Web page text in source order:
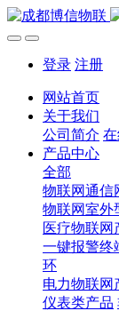
登录 注册
网站首页
关于我们
公司简介
产品中心
全部
物联网通信
物联网室外
医疗物联网
一键报警终
环
电力物联网
仪表类产品